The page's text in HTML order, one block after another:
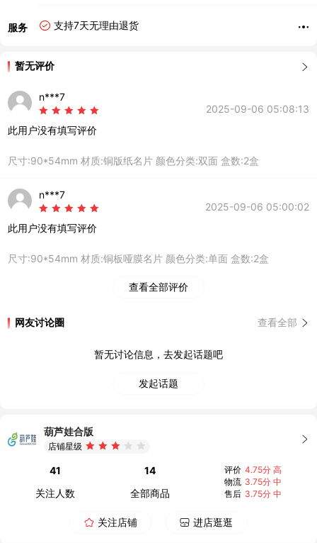
服务 支持7天无理由退货
暂无评价
n***7
2025-09-06 05:08:13
此用户没有填写评价
尺寸:90*54mm 材质:铜版纸名片 颜色分类:双面 盒数:2盒
n***7
2025-09-06 05:00:02
此用户没有填写评价
尺寸:90*54mm 材质:铜板哑膜名片 颜色分类:单面 盒数:2盒
查看全部评价
网友讨论圈 查看全部
暂无讨论信息，去发起话题吧
发起话题
葫芦娃合版
店铺星级
41
关注人数
14
全部商品
评价 4.75分 高
物流 3.75分 中
售后 3.75分 中
关注店铺 进店逛逛